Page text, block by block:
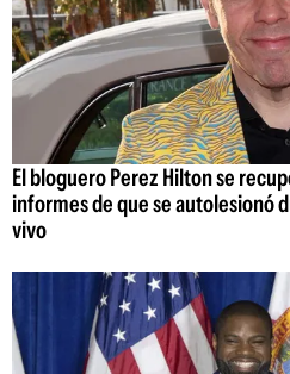
El bloguero Perez Hilton se
informes de que se autolesionó
vivo